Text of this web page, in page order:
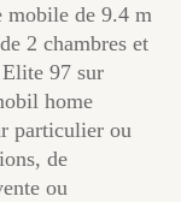
mobile de 9.4 m
2 chambres et
97 sur
home
particulier ou
de
ou